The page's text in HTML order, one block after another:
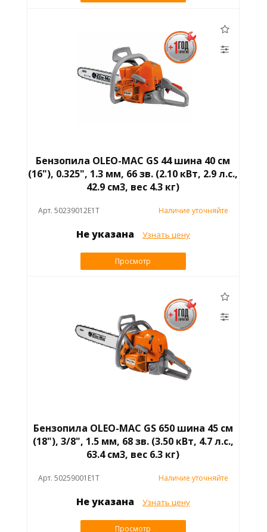
Бензопила OLEO-MAC GS 44 шина 40 см
(16"), 0.325", 1.3 мм, 66 зв. (2.10 кВт, 2.9 л.с.,
42.9 см3, вес 4.3 кг)
Арт. 50239012E1T Наличие уточняйте
Не указана Узнать цену
Просмотр
Бензопила OLEO-MAC GS 650 шина 45 см
(18"), 3/8", 1.5 мм, 68 зв. (3.50 кВт, 4.7 л.с.,
63.4 см3, вес 6.3 кг)
Арт. 50259001E1T Наличие уточняйте
Не указана Узнать цену
Просмотр